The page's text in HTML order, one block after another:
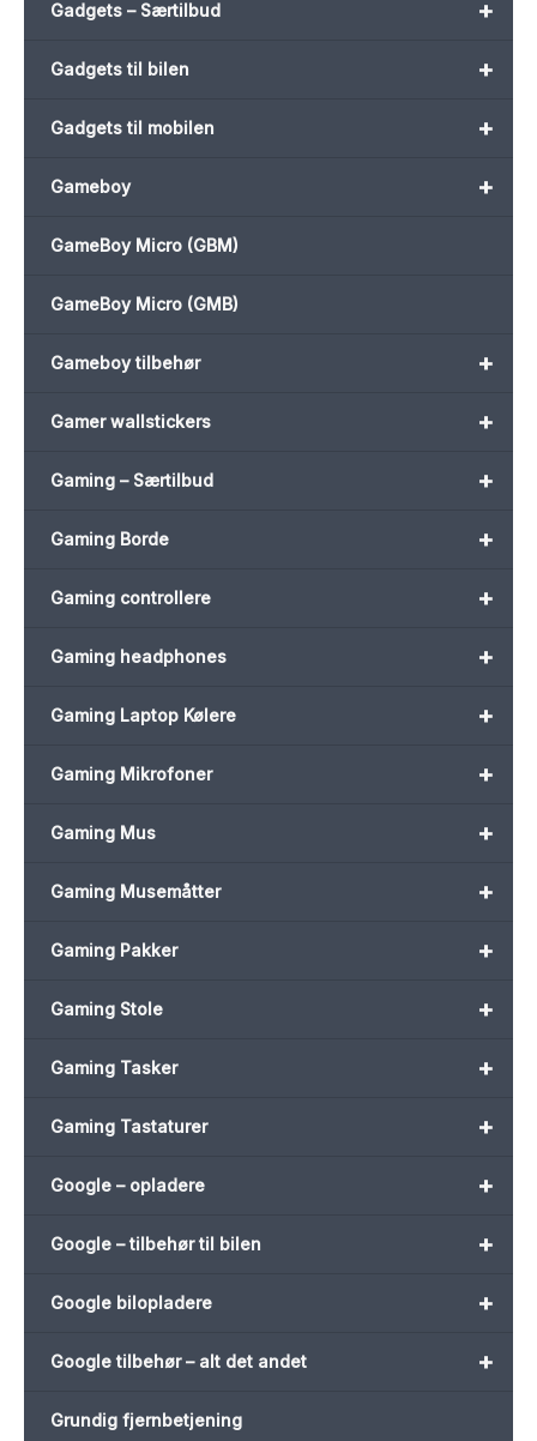
+
Gadgets – Særtilbud
+
Gadgets til bilen
+
Gadgets til mobilen
+
Gameboy
GameBoy Micro (GBM)
GameBoy Micro (GMB)
+
Gameboy tilbehør
+
Gamer wallstickers
+
Gaming – Særtilbud
+
Gaming Borde
+
Gaming controllere
+
Gaming headphones
+
Gaming Laptop Kølere
+
Gaming Mikrofoner
+
Gaming Mus
+
Gaming Musemåtter
+
Gaming Pakker
+
Gaming Stole
+
Gaming Tasker
+
Gaming Tastaturer
+
Google – opladere
+
Google – tilbehør til bilen
+
Google bilopladere
+
Google tilbehør – alt det andet
Grundig fjernbetjening